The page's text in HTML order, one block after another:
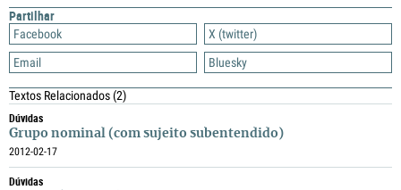
Partilhar
Facebook
X (twitter)
Email
Bluesky
Textos Relacionados(2)
Dúvidas
Grupo nominal (com sujeito subentendido)
2012-02-17
Dúvidas